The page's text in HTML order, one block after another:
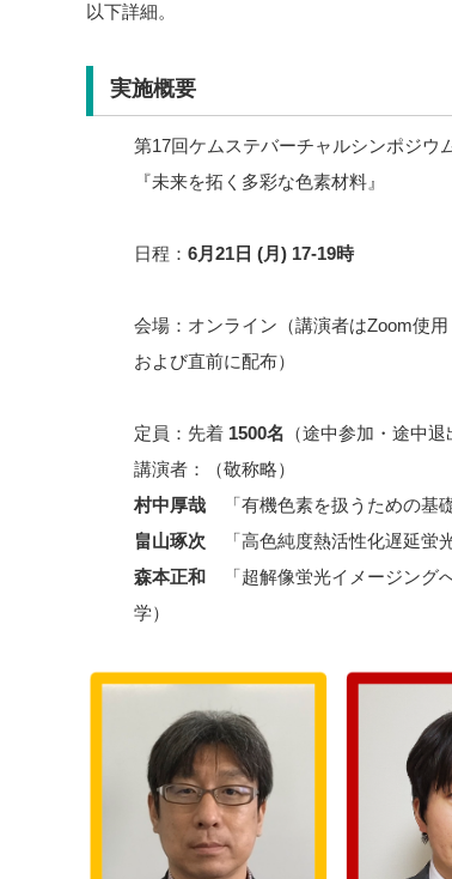
以下詳細。
実施概要
第17回ケムステバーチャルシンポジウ
『未来を拓く多彩な色素材料』
日程： 6月21日 (月) 17-19時
会場：オンライン（講演者はZoom使用
および直前に配布）
定員：先着 1500名 （途中参加・途中退
講演者：（敬称略）
村中厚哉 「有機色素を扱うための基
畠山琢次 「高色純度熱活性化遅延蛍
森本正和
「超解像蛍光イメージン
学）